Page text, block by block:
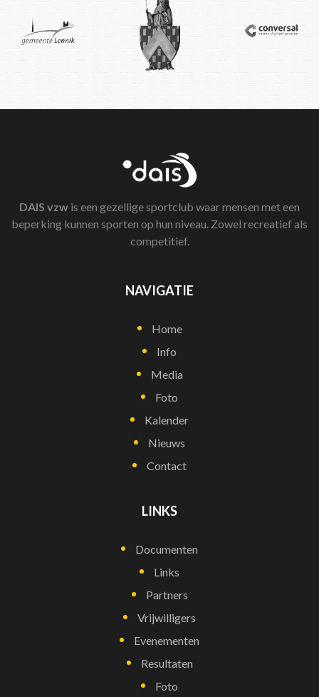
DAIS vzw is een gezellige sportclub waar mensen met een
beperking kunnen sporten op hun niveau. Zowel recreatief als
competitief.
NAVIGATIE
Home
Info
Media
Foto
Kalender
Nieuws
Contact
LINKS
Documenten
Links
Partners
Vrijwilligers
Evenementen
Resultaten
Foto